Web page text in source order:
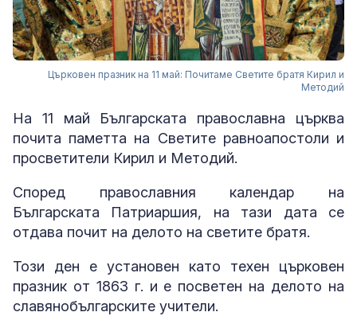
Църковен празник на 11 май: Почитаме Светите братя Кирил и
Методий
На 11 май Българската православна църква
почита паметта на Светите равноапостоли и
просветители Кирил и Методий.
Според православния календар на
Българската Патриаршия, на тази дата се
отдава почит на делото на светите братя.
Този ден е установен като техен църковен
празник от 1863 г. и е посветен на делото на
славянобългарските учители.